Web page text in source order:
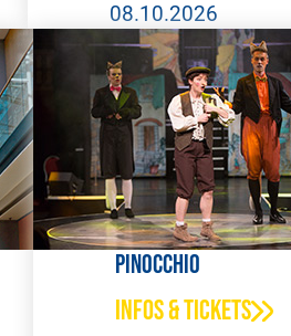
08.10.2026
Pinocchio
Infos & Tickets